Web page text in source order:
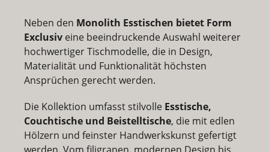
Neben den Monolith Esstischen bietet Form
Exclusiv eine beeindruckende Auswahl weiterer
hochwertiger Tischmodelle, die in Design,
Materialität und Funktionalität höchsten
Ansprüchen gerecht werden.
Die Kollektion umfasst stilvolle Esstische,
Couchtische und Beistelltische, die mit edlen
Hölzern und feinster Handwerkskunst gefertigt
werden. Vom filigranen, modernen Design bis